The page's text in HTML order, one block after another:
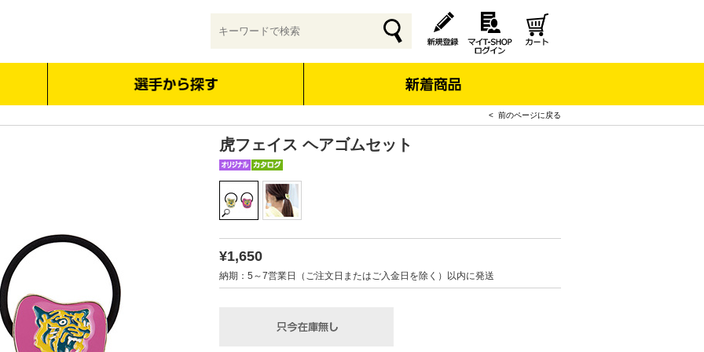
< 前のページに戻る
虎フェイス ヘアゴムセット
¥1,650
納期：5～7営業日（ご注文日またはご入金日を除く）以内に発送